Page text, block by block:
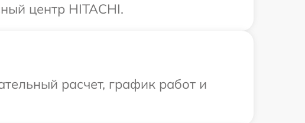
центр HITACHI.
расчет, график работ и